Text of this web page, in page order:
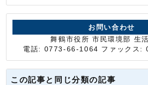
お問い合わせ
舞鶴市役所 市民環境部 生
電話: 0773-66-1064 ファックス:
この記事と同じ分類の記事